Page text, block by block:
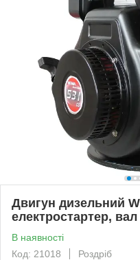
Двигун дизельний
електростартер,
В наявності
Код: 21018
Роздріб